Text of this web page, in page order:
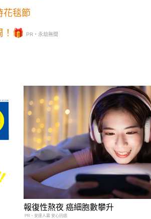
花毯節
！🎁
PR・永劫無間
報復性熬夜 癌細胞數攀升
PR・安達人壽 安心抗癌